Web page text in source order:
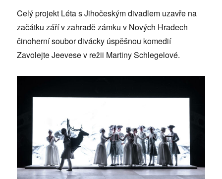
Celý projekt Léta s Jihočeským divadlem uzavře na
začátku září v zahradě zámku v Nových Hradech
činoherní soubor divácky úspěšnou komedií
Zavolejte Jeevese v režii Martiny Schlegelové.